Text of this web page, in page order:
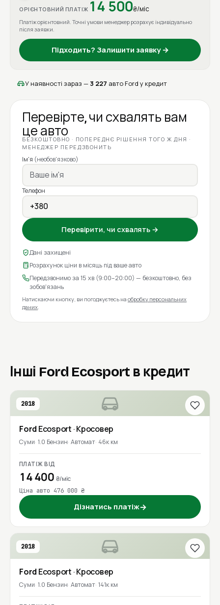
ОРІЄНТОВНИЙ ПЛАТІЖ 14 500₴/міс
Платіж орієнтовний. Точні умови менеджер розрахує індивідуально
після заявки.
Підходить? Залишити заявку →
У наявності зараз — 3 227 авто Ford у кредит
Перевірте, чи схвалять вам
це авто
БЕЗКОШТОВНО · ПОПЕРЕДНЄ РІШЕННЯ ТОГО Ж ДНЯ ·
МЕНЕДЖЕР ПЕРЕДЗВОНИТЬ
Ім'я (необов'язково)
Телефон
Перевірити, чи схвалять →
Дані захищені
Розрахунок ціни в місяць під ваше авто
Передзвонимо за 15 хв (9:00–20:00) — безкоштовно, без
зобов'язань
Натискаючи кнопку, ви погоджуєтесь на обробку персональних
даних
Інші Ford Ecosport в кредит
2018
Ford Ecosport · Кросовер
Суми 1.0 Бензин Автомат 46к км
ПЛАТІЖ ВІД
14 400 ₴/міс
Ціна авто 476 000 ₴
Дізнатись платіж→
2018
Ford Ecosport · Кросовер
Суми 1.0 Бензин Автомат 141к км